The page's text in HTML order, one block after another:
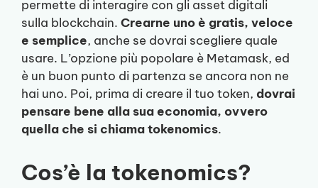
permette di interagire con gli asset digitali
sulla blockchain. Crearne uno è gratis, veloce
e semplice, anche se dovrai scegliere quale
usare. L’opzione più popolare è Metamask, ed
è un buon punto di partenza se ancora non ne
hai uno. Poi, prima di creare il tuo token, dovrai
pensare bene alla sua economia, ovvero
quella che si chiama tokenomics.
Cos’è la tokenomics?